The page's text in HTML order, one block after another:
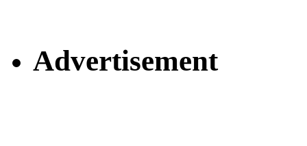
Advertisement